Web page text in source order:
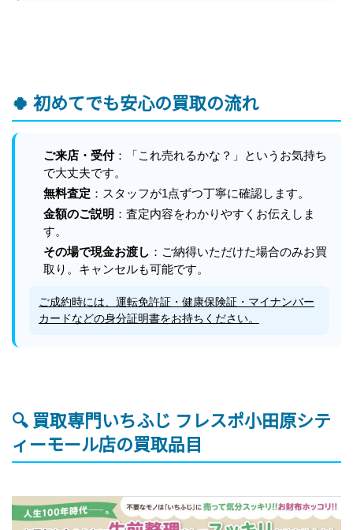
🍀 初めてでも安心の買取の流れ
ご来店・受付：「これ売れるかな？」というお気持ち
で大丈夫です。
無料査定 ：スタッフが1点ずつ丁寧に確認します。
金額のご説明 ：査定内容をわかりやすくお伝えしま
す。
その場で現金お渡し ：ご納得いただけた場合のみお買
取り。キャンセルも可能です。
ご成約時には、運転免許証・健康保険証・マイナンバー
カードなどの身分証明書をお持ちください。
🔍 買取専門いちふじ フレスポ小田原シテ
ィーモール店の買取品目